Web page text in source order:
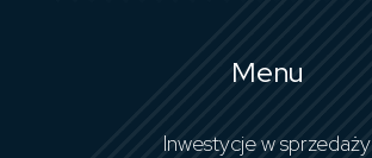
Menu
Inwestycje w sprzedaży